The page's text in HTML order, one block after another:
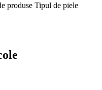
produse Tipul de piele